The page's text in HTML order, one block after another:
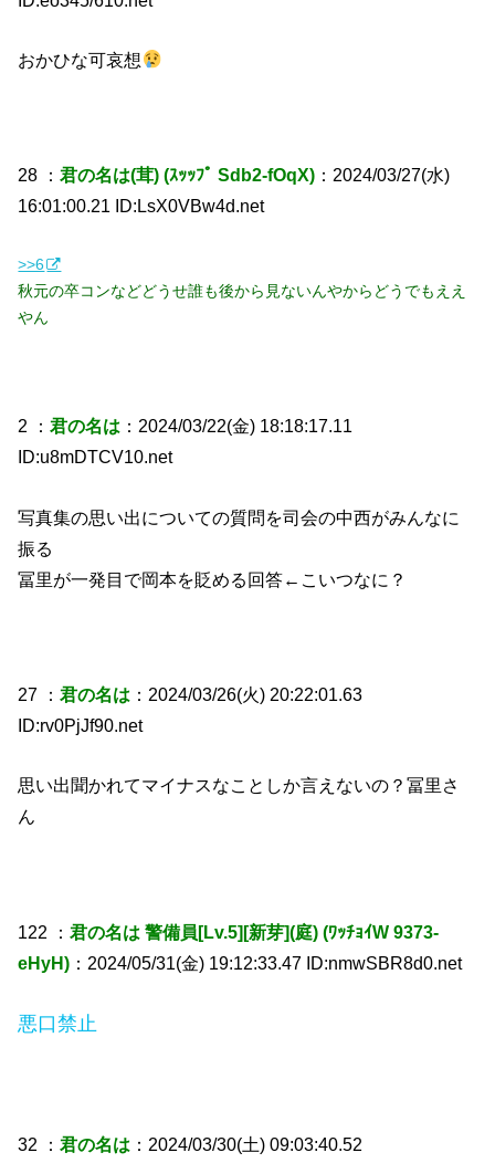
おかひな可哀想
28 ：君の名は(茸) (ｽｯｯﾌﾟ Sdb2-fOqX) ：2024/03/27(水)
16:01:00.21 ID:LsX0VBw4d.net
>>6
秋元の卒コンなどどうせ誰も後から見ないんやからどうでもええ
やん
2 ：君の名は ：2024/03/22(金) 18:18:17.11
ID:u8mDTCV10.net
写真集の思い出についての質問を司会の中西がみんなに
振る
冨里が一発目で岡本を貶める回答←こいつなに？
27 ：君の名は ：2024/03/26(火) 20:22:01.63
ID:rv0PjJf90.net
思い出聞かれてマイナスなことしか言えないの？冨里さ
ん
122 ：君の名は 警備員[Lv.5][新芽](庭) (ﾜｯﾁｮｲW 9373-
eHyH) ：2024/05/31(金) 19:12:33.47 ID:nmwSBR8d0.net
悪口禁止
32 ：君の名は ：2024/03/30(土) 09:03:40.52